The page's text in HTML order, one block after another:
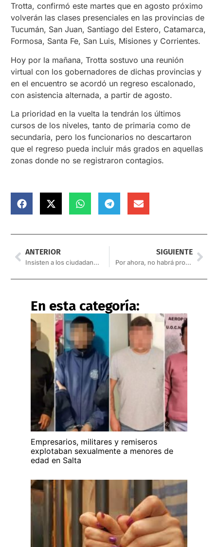
Trotta, confirmó este martes que en agosto próximo
volverán las clases presenciales en las provincias de
Tucumán, San Juan, Santiago del Estero, Catamarca,
Formosa, Santa Fe, San Luis, Misiones y Corrientes.
Hoy por la mañana, Trotta sostuvo una reunión
virtual con los gobernadores de dichas provincias y
en el encuentro se acordó un regreso escalonado,
con asistencia alternada, a partir de agosto.
La prioridad en la vuelta la tendrán los últimos
cursos de los niveles, tanto de primaria como de
secundaria, pero los funcionarios no descartaron
que el regreso pueda incluir más grados en aquellas
zonas donde no se registraron contagios.
ANTERIOR
Insisten a los ciudadanos que instalen la aplicación Covid-19
SIGUIENTE
Por ahora, no habrá procesión del Señor y la Vírgen del Milagro
En esta categoría:
Empresarios, militares y remiseros
explotaban sexualmente a menores de
edad en Salta